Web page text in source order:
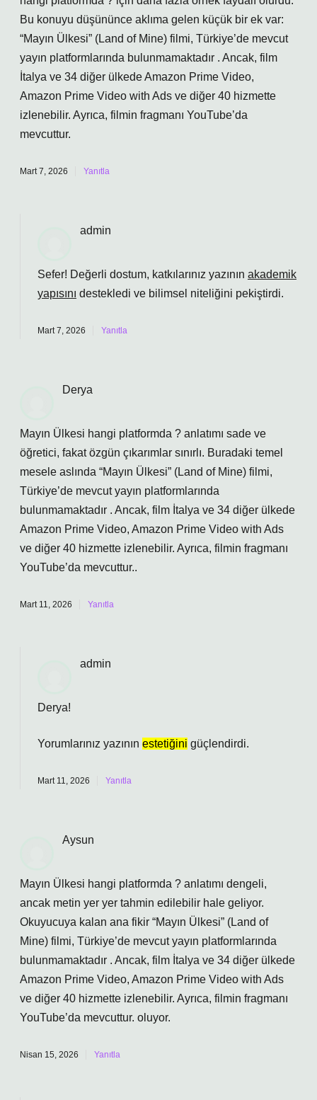
Bu konuyu düşününce aklıma gelen küçük bir ek var:
“Mayın Ülkesi” (Land of Mine) filmi, Türkiye’de mevcut
yayın platformlarında bulunmamaktadır . Ancak, film
İtalya ve 34 diğer ülkede Amazon Prime Video,
Amazon Prime Video with Ads ve diğer 40 hizmette
izlenebilir. Ayrıca, filmin fragmanı YouTube’da
mevcuttur.
Mart 7, 2026 Yanıtla
admin
Sefer! Değerli dostum, katkılarınız yazının akademik
yapısını destekledi ve bilimsel niteliğini pekiştirdi.
Mart 7, 2026 Yanıtla
Derya
Mayın Ülkesi hangi platformda ? anlatımı sade ve
öğretici, fakat özgün çıkarımlar sınırlı. Buradaki temel
mesele aslında “Mayın Ülkesi” (Land of Mine) filmi,
Türkiye’de mevcut yayın platformlarında
bulunmamaktadır . Ancak, film İtalya ve 34 diğer ülkede
Amazon Prime Video, Amazon Prime Video with Ads
ve diğer 40 hizmette izlenebilir. Ayrıca, filmin fragmanı
YouTube’da mevcuttur..
Mart 11, 2026 Yanıtla
admin
Derya!
Yorumlarınız yazının estetiğini güçlendirdi.
Mart 11, 2026 Yanıtla
Aysun
Mayın Ülkesi hangi platformda ? anlatımı dengeli,
ancak metin yer yer tahmin edilebilir hale geliyor.
Okuyucuya kalan ana fikir “Mayın Ülkesi” (Land of
Mine) filmi, Türkiye’de mevcut yayın platformlarında
bulunmamaktadır . Ancak, film İtalya ve 34 diğer ülkede
Amazon Prime Video, Amazon Prime Video with Ads
ve diğer 40 hizmette izlenebilir. Ayrıca, filmin fragmanı
YouTube’da mevcuttur. oluyor.
Nisan 15, 2026 Yanıtla